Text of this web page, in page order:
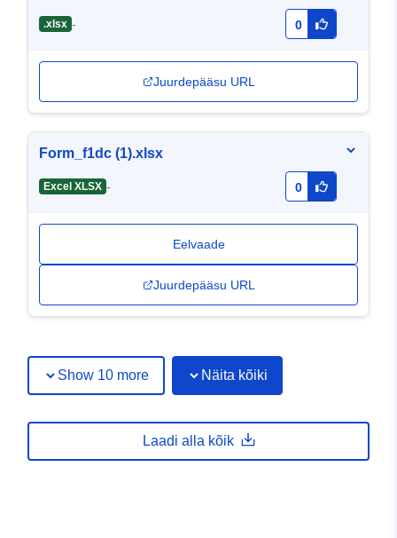
.xlsx - 0
Juurdepääsu URL
Form_f1dc (1).xlsx
Excel XLSX - 0
Eelvaade
Juurdepääsu URL
Show 10 more Näita kõiki
Laadi alla kõik